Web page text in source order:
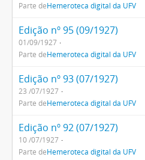
Parte deHemeroteca digital da UFV
Edição nº 95 (09/1927)
01/09/1927
Parte deHemeroteca digital da UFV
Edição nº 93 (07/1927)
23 /07/1927
Parte deHemeroteca digital da UFV
Edição nº 92 (07/1927)
10 /07/1927
Parte deHemeroteca digital da UFV